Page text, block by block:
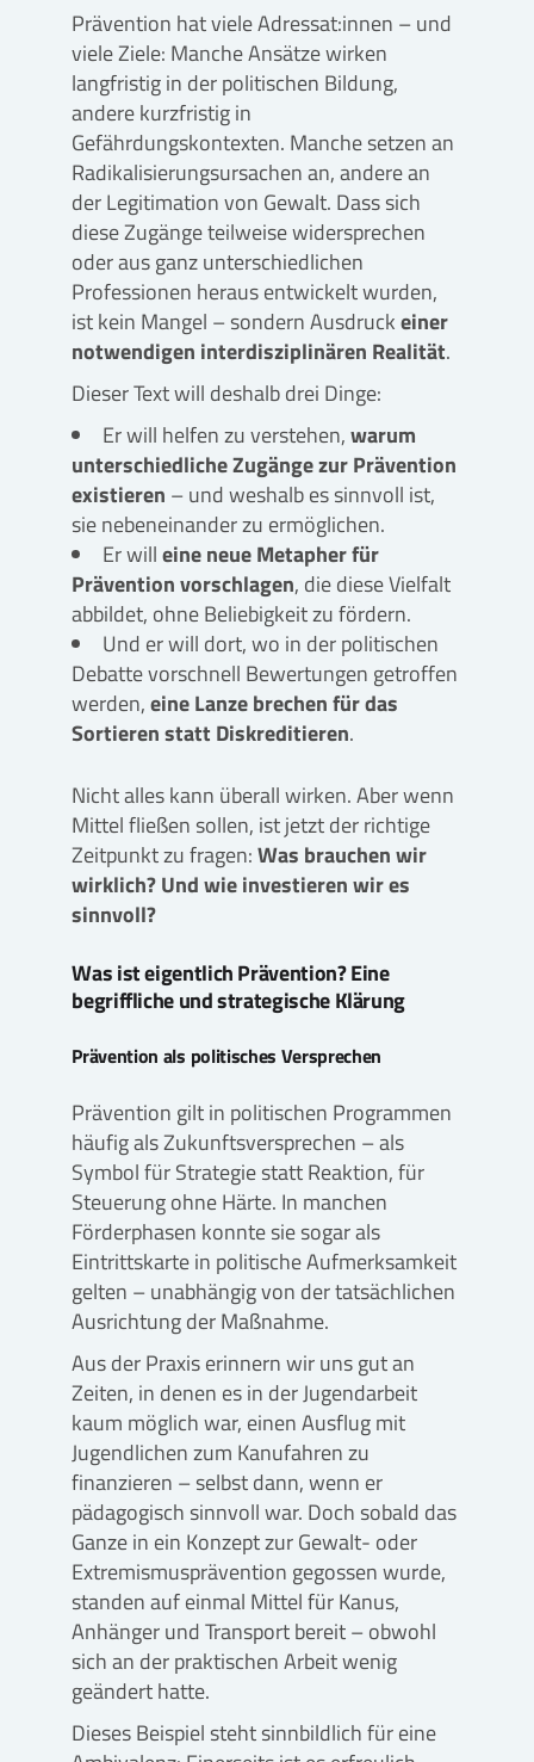
Prävention hat viele Adressat:innen – und
viele Ziele: Manche Ansätze wirken
langfristig in der politischen Bildung,
andere kurzfristig in
Gefährdungskontexten. Manche setzen an
Radikalisierungsursachen an, andere an
der Legitimation von Gewalt. Dass sich
diese Zugänge teilweise widersprechen
oder aus ganz unterschiedlichen
Professionen heraus entwickelt wurden,
ist kein Mangel – sondern Ausdruckeiner
notwendigen interdisziplinären Realität.
Dieser Text will deshalb drei Dinge:
Er will helfen zu verstehen,warum
unterschiedliche Zugänge zur Prävention
existieren – und weshalb es sinnvoll ist,
sie nebeneinander zu ermöglichen.
Er willeine neue Metapher für
Prävention vorschlagen, die diese Vielfalt
abbildet, ohne Beliebigkeit zu fördern.
Und er will dort, wo in der politischen
Debatte vorschnell Bewertungen getroffen
werden,eine Lanze brechen für das
Sortieren statt Diskreditieren.
Nicht alles kann überall wirken. Aber wenn
Mittel fließen sollen, ist jetzt der richtige
Zeitpunkt zu fragen:Was brauchen wir
wirklich? Und wie investieren wir es
sinnvoll?
Was ist eigentlich Prävention? Eine
begriffliche und strategische Klärung
Prävention als politisches Versprechen
Prävention gilt in politischen Programmen
häufig als Zukunftsversprechen – als
Symbol für Strategie statt Reaktion, für
Steuerung ohne Härte. In manchen
Förderphasen konnte sie sogar als
Eintrittskarte in politische Aufmerksamkeit
gelten – unabhängig von der tatsächlichen
Ausrichtung der Maßnahme.
Aus der Praxis erinnern wir uns gut an
Zeiten, in denen es in der Jugendarbeit
kaum möglich war, einen Ausflug mit
Jugendlichen zum Kanufahren zu
finanzieren – selbst dann, wenn er
pädagogisch sinnvoll war. Doch sobald das
Ganze in ein Konzept zur Gewalt- oder
Extremismusprävention gegossen wurde,
standen auf einmal Mittel für Kanus,
Anhänger und Transport bereit – obwohl
sich an der praktischen Arbeit wenig
geändert hatte.
Dieses Beispiel steht sinnbildlich für eine